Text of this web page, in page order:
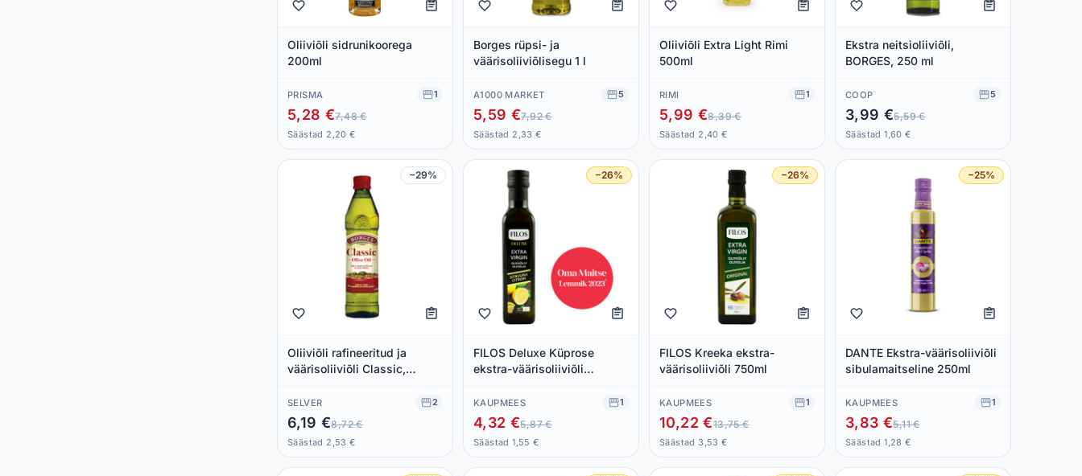
Oliiviõli sidrunikoorega
200ml
PRISMA 1
5,28 €7,48 €
Säästad 2,20 €
Borges rüpsi- ja
väärisoliiviõlisegu 1 l
A1000 MARKET 5
5,59 €7,92 €
Säästad 2,33 €
Oliiviõli Extra Light Rimi
500ml
RIMI 1
5,99 €8,39 €
Säästad 2,40 €
Ekstra neitsioliiviõli,
BORGES, 250 ml
COOP 5
3,99 €5,59 €
Säästad 1,60 €
−29%
Oliiviõli rafineeritud ja
väärisoliiviõli Classic,
SELVER 2
6,19 €8,72 €
Säästad 2,53 €
−26%
FILOS Deluxe Küprose
ekstra-väärisoliiviõli
KAUPMEES 1
4,32 €5,87 €
Säästad 1,55 €
−26%
FILOS Kreeka ekstra-
väärisoliiviõli 750ml
KAUPMEES 1
10,22 €13,75 €
Säästad 3,53 €
−25%
DANTE Ekstra-väärisoliiviõli
sibulamaitseline 250ml
KAUPMEES 1
3,83 €5,11 €
Säästad 1,28 €